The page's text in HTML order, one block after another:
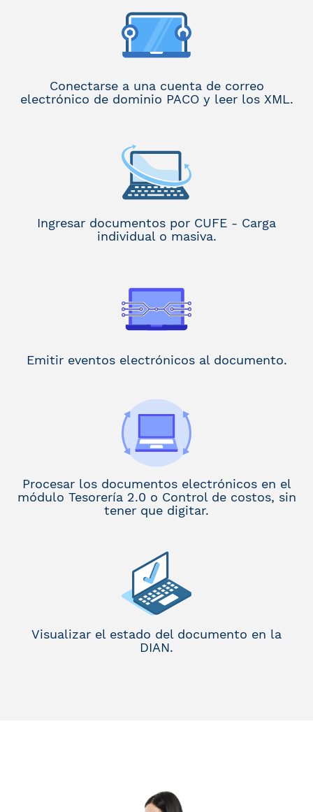
Conectarse a una cuenta de correo
electrónico de dominio PACO y leer los XML.
Ingresar documentos por CUFE - Carga
individual o masiva.
Emitir eventos electrónicos al documento.
Procesar los documentos electrónicos en el
módulo Tesorería 2.0 o Control de costos, sin
tener que digitar.
Visualizar el estado del documento en la
DIAN.